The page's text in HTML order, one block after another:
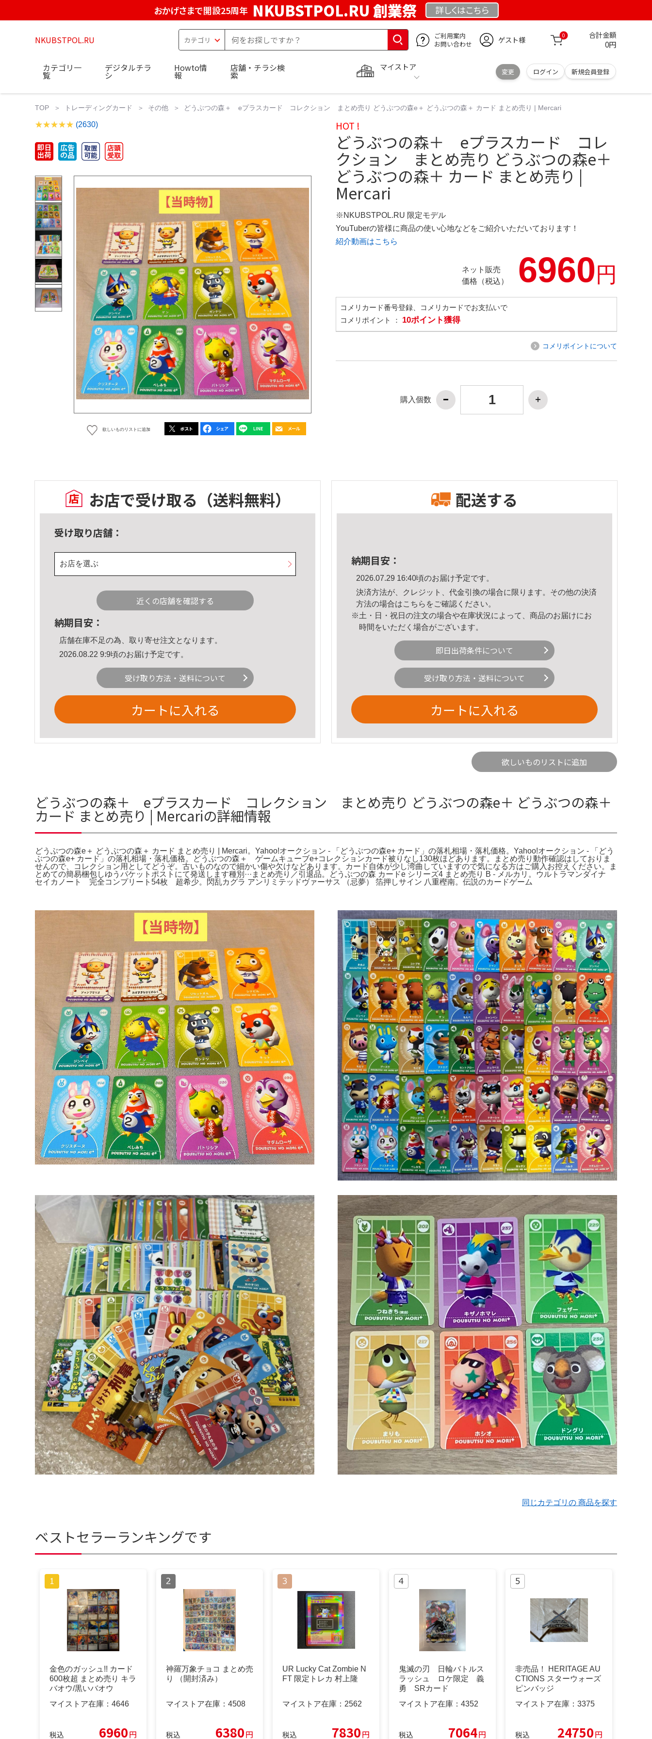
おかげさまで開設25周年 NKUBSTPOL.RU 創業祭 詳しくはこちら
NKUBSTPOL.RU
ご利用案内
お問い合わせ
ゲスト様 0 合計金額
0円
マイストア
変更 ログイン 新規会員登録
カテゴリ一
覧
デジタルチラ
シ
Howto情
報
店舗・チラシ検
索
TOP トレーディングカード その他 どうぶつの森＋ eプラスカード コレクション まとめ売り どうぶつの森e＋ どうぶつの森＋ カード まとめ売り | Mercari
(2630)
欲しいものリストに追加
HOT !
どうぶつの森＋ eプラスカード コレ
クション まとめ売り どうぶつの森e＋
どうぶつの森＋ カード まとめ売り |
Mercari
※NKUBSTPOL.RU 限定モデル
YouTuberの皆様に商品の使い心地などをご紹介いただいております！
紹介動画はこちら
ネット販売
価格（税込）
6960円
コメリカード番号登録、コメリカードでお支払いで
コメリポイント ： 10ポイント獲得
コメリポイントについて
購入個数
お店で受け取る （送料無料）
受け取り店舗：
お店を選ぶ
近くの店舗を確認する
納期目安：
店舗在庫不足の為、取り寄せ注文となります。
2026.08.22 9:9頃のお届け予定です。
受け取り方法・送料について
カートに入れる
配送する
納期目安：
2026.07.29 16:40頃のお届け予定です。
決済方法が、クレジット、代金引換の場合に限ります。その他の決済
方法の場合はこちら をご確認ください。
※土・日・祝日の注文の場合や在庫状況によって、商品のお届けにお
時間をいただく場合がございます。
即日出荷条件について
受け取り方法・送料について
カートに入れる
欲しいものリストに追加
どうぶつの森＋ eプラスカード コレクション まとめ売り どうぶつの森e＋ どうぶつの森＋
カード まとめ売り | Mercariの詳細情報
どうぶつの森e＋ どうぶつの森＋ カード まとめ売り | Mercari。Yahoo!オークション - 「どうぶつの森e+ カード」の落札相場・落札価格。Yahoo!オークション - 「どう
ぶつの森e+ カード」の落札相場・落札価格。どうぶつの森＋ ゲームキューブe+コレクションカード被りなし130枚ほどあります。まとめ売り動作確認はしておりま
せんので、コレクション用としてどうぞ。古いものなので細かい傷や欠けなどあります。カード自体が少し湾曲していますので気になる方はご購入お控えください。ま
とめての簡易梱包しゆうパケットポストにて発送します種別···まとめ売り／引退品。どうぶつの森 カードe シリーズ4 まとめ売り B - メルカリ。ウルトラマンダイナ
セイカノート 完全コンプリート54枚 超希少。閃乱カグラ アンリミテッドヴァーサス （忌夢） 箔押しサイン 八重樫南。伝説のカードゲーム
同じカテゴリの 商品を探す
ベストセラーランキングです
金色のガッシュ!! カード
600枚超 まとめ売り キラ
バオウ/黒いバオウ
マイストア在庫： 4646
税込 6960円
神羅万象チョコ まとめ売
り （開封済み）
マイストア在庫： 4508
税込 6380円
UR Lucky Cat Zombie N
FT 限定トレカ 村上隆
マイストア在庫： 2562
税込 7830円
鬼滅の刃 日輪バトルス
ラッシュ ロケ限定 義
勇 SRカード
マイストア在庫： 4352
税込 7064円
非売品！ HERITAGE AU
CTIONS スターウォーズ
ピンバッジ
マイストア在庫： 3375
税込 24750円